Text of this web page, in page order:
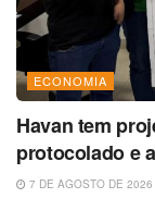
ECONOMIA
Havan tem
protocolado e
7 DE AGOSTO DE 2026